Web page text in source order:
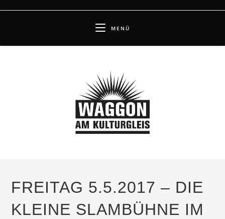
MENÜ
FREITAG 5.5.2017 – DIE
KLEINE SLAMBÜHNE IM